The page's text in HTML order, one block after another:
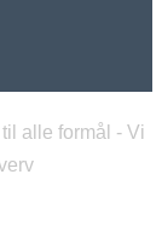
alle formål - Vi